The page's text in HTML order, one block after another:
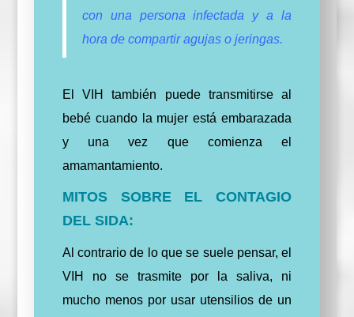
con una persona infectada y a la
hora de compartir agujas o jeringas.
El VIH también puede transmitirse al
bebé cuando la mujer está embarazada
y una vez que comienza el
amamantamiento.
MITOS SOBRE EL CONTAGIO
DEL SIDA:
Al contrario de lo que se suele pensar, el
VIH no se trasmite por la saliva, ni
mucho menos por usar utensilios de un